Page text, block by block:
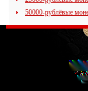
50000-рублёвые
Любое копирование
перепечатка или
при условии